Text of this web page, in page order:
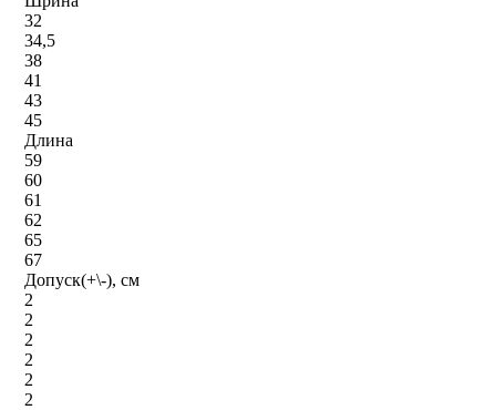
32
34,5
38
41
43
45
Длина
59
60
61
62
65
67
Допуск(+\-), см
2
2
2
2
2
2